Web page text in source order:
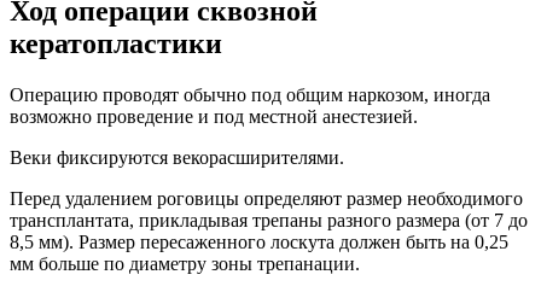
Ход операции сквозной
кератопластики
Операцию проводят обычно под общим наркозом, иногда
возможно проведение и под местной анестезией.
Веки фиксируются векорасширителями.
Перед удалением роговицы определяют размер необходимого
трансплантата, прикладывая трепаны разного размера (от 7 до
8,5 мм). Размер пересаженного лоскута должен быть на 0,25
мм больше по диаметру зоны трепанации.